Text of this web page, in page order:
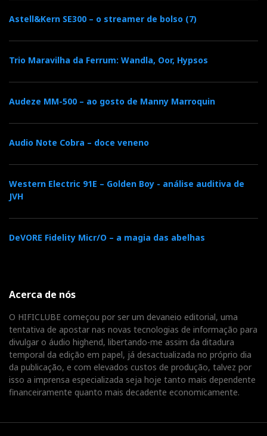
Astell&Kern SE300 – o streamer de bolso (7)
Trio Maravilha da Ferrum: Wandla, Oor, Hypsos
Audeze MM-500 – ao gosto de Manny Marroquin
Audio Note Cobra – doce veneno
Western Electric 91E – Golden Boy - análise auditiva de
JVH
DeVORE Fidelity Micr/O – a magia das abelhas
Acerca de nós
O HIFICLUBE começou por ser um devaneio editorial, uma
tentativa de apostar nas novas tecnologias de informação para
divulgar o áudio highend, libertando-me assim da ditadura
temporal da edição em papel, já desactualizada no próprio dia
da publicação, e com elevados custos de produção, talvez por
isso a imprensa especializada seja hoje tanto mais dependente
financeiramente quanto mais decadente economicamente.